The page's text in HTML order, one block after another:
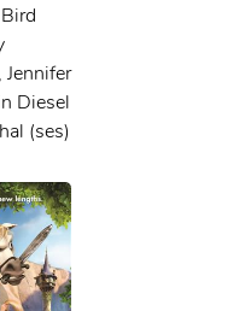
Jennifer
Diesel
(ses)